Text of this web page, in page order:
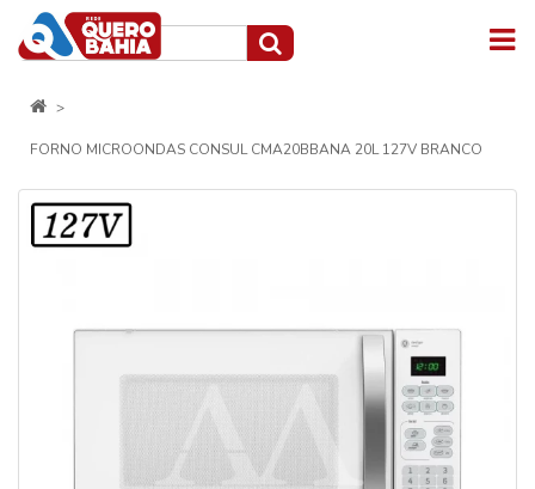
FORNO MICROONDAS CONSUL CMA20BBANA 20L 127V BRANCO